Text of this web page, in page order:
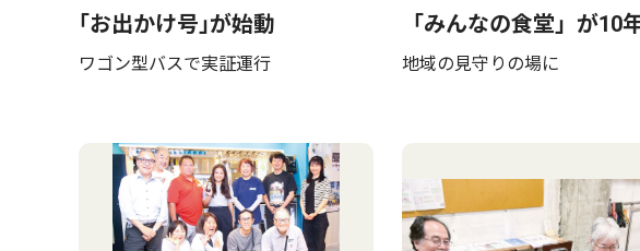
｢お出かけ号｣が始動
ワゴン型バスで実証運行
「みんなの食堂」が10
地域の見守りの場に